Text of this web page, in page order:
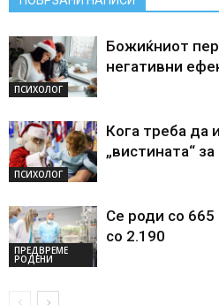
ПСИХОЛОГ
Божиќниот
негативни
ПСИХОЛОГ
Кога треба да
„вистината“
ПРЕДВРЕМЕ
РОДЕНИ
Се роди со
со 2.190